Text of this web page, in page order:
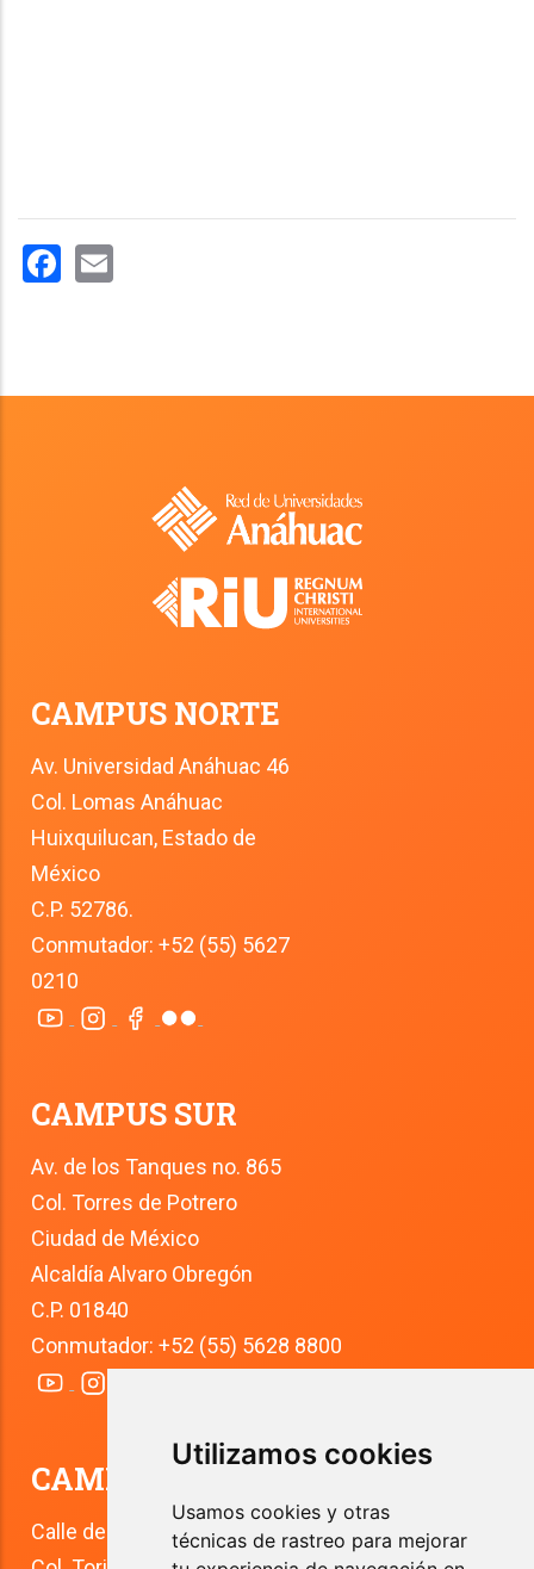
Utilizamos cookies
Usamos cookies y otras
técnicas de rastreo para mejorar
Facebook
CAMPUS NORTE
Av. Universidad Anáhuac 46
Col. Lomas Anáhuac
Huixquilucan, Estado de
México
C.P. 52786.
Conmutador: +52 (55) 5627
0210
CAMPUS SUR
Av. de los Tanques no. 865
Col. Torres de Potrero
Ciudad de México
Alcaldía Alvaro Obregón
C.P. 01840
Conmutador: +52 (55) 5628 8800
CAMPUS TLALPAN
Calle del Río 4